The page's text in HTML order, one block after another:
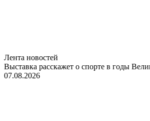
Лента новостей
Выставка расскажет о спорте в годы
07.08.2026